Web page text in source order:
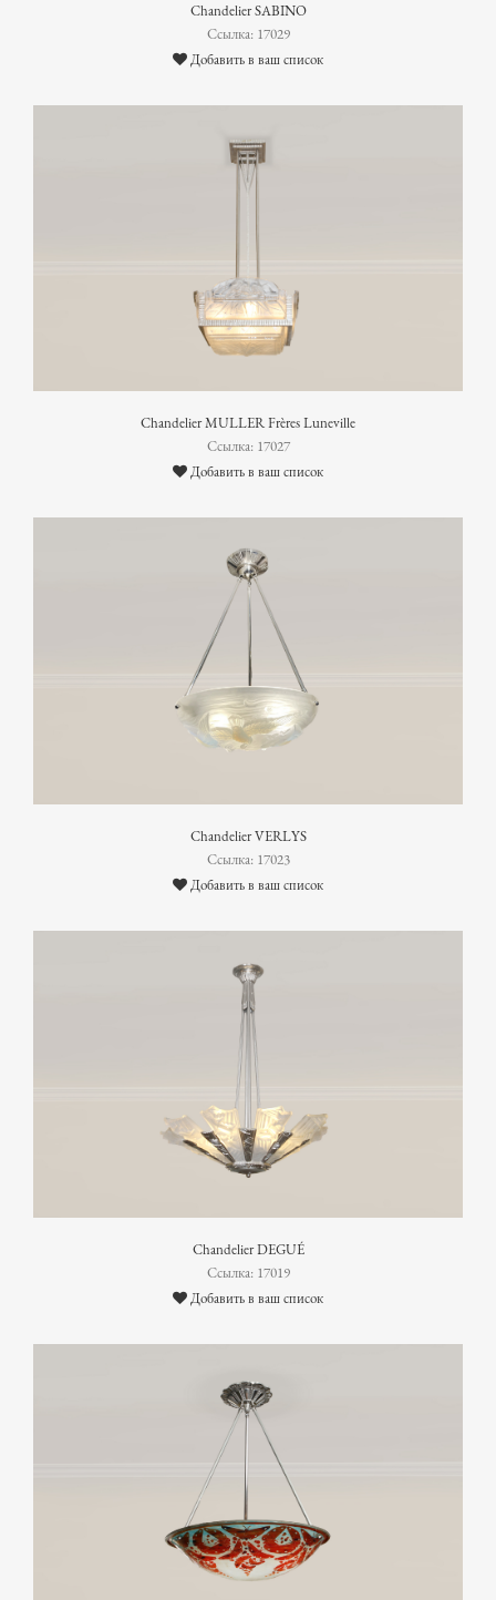
Chandelier SABINO
Ссылка: 17029
Добавить в ваш список
Chandelier MULLER Frères Luneville
Ссылка: 17027
Добавить в ваш список
Chandelier VERLYS
Ссылка: 17023
Добавить в ваш список
Chandelier DEGUÉ
Ссылка: 17019
Добавить в ваш список